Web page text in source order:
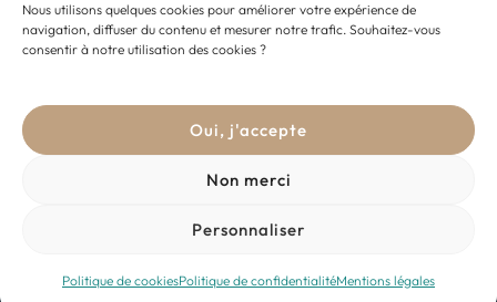
Nous utilisons quelques cookies pour améliorer votre expérience de
navigation, diffuser du contenu et mesurer notre trafic. Souhaitez-vous
consentir à notre utilisation des cookies ?
Oui, j'accepte
Non merci
Personnaliser
Politique de cookiesPolitique de confidentialitéMentions légales
Je consens à ce que ce site stocke mes informations afin de pouvoir
S'abonner